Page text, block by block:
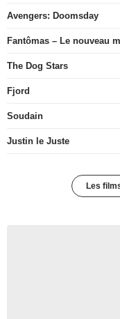
Avengers: Doomsday
Fantômas – Le nouveau
The Dog Stars
Fjord
Soudain
Justin le Juste
Les